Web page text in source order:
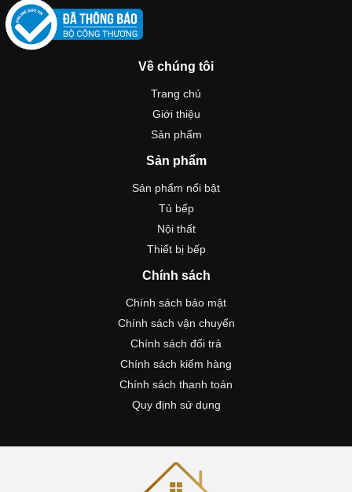
Về chúng tôi
Trang chủ
Giới thiệu
Sản phẩm
Sản phẩm
Sản phẩm nổi bật
Tủ bếp
Nội thất
Thiết bị bếp
Chính sách
Chính sách bảo mật
Chính sách vận chuyển
Chính sách đổi trả
Chính sách kiểm hàng
Chính sách thanh toán
Quy định sử dụng